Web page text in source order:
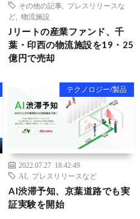
その他の記事
プレスリリースな
ど
物流施設
Jリートの産業ファンド、千
葉・印西の物流施設を19・25
億円で売却
テクノロジー/製品
2022.07.27 18:42:49
AI
プレスリリースなど
AI渋滞予知、京葉道路でも実
証実験を開始